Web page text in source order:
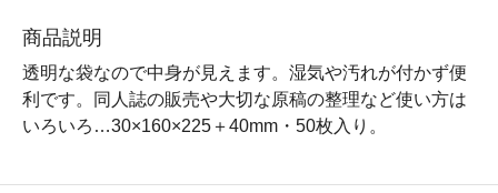
商品説明
透明な袋なので中身が見えます。湿気や汚れが付かず便
利です。同人誌の販売や大切な原稿の整理など使い方は
いろいろ…30×160×225＋40mm・50枚入り。